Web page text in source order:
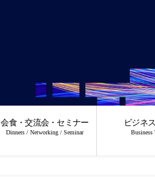
会食・交流会・セミナー
Dinners / Networking / Seminar
ビジネ
Business